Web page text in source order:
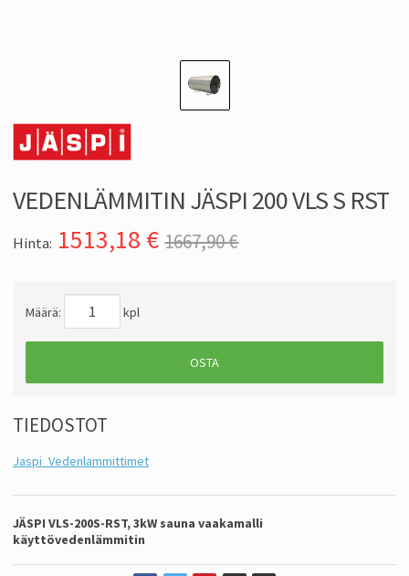
VEDENLÄMMITIN JÄSPI 200 VLS S RST
Hinta: 1513,18 € 1667,90 €
Määrä: kpl
OSTA
TIEDOSTOT
Jaspi_Vedenlammittimet
JÄSPI VLS-200S-RST, 3kW sauna vaakamalli
käyttövedenlämmitin